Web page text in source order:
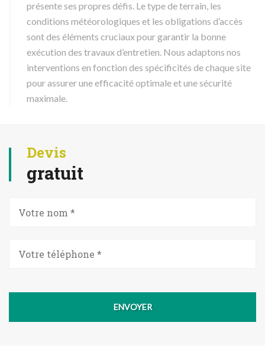
présente ses propres défis. Le type de terrain, les
conditions météorologiques et les obligations d’accès
sont des éléments cruciaux pour garantir la bonne
exécution des travaux d’entretien. Nous adaptons nos
interventions en fonction des spécificités de chaque site
pour assurer une efficacité optimale et une sécurité
maximale.
Devis
gratuit
ENVOYER